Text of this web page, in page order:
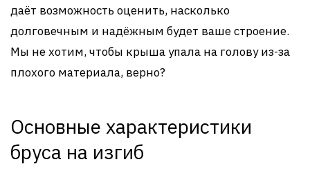
даёт возможность оценить, насколько
долговечным и надёжным будет ваше строение.
Мы не хотим, чтобы крыша упала на голову из-за
плохого материала, верно?
Основные характеристики
бруса на изгиб